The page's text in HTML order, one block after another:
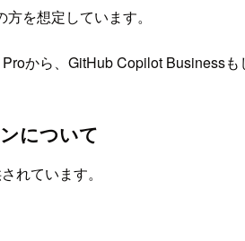
を想定しています。
から、GitHub Copilot Business
について
れています。